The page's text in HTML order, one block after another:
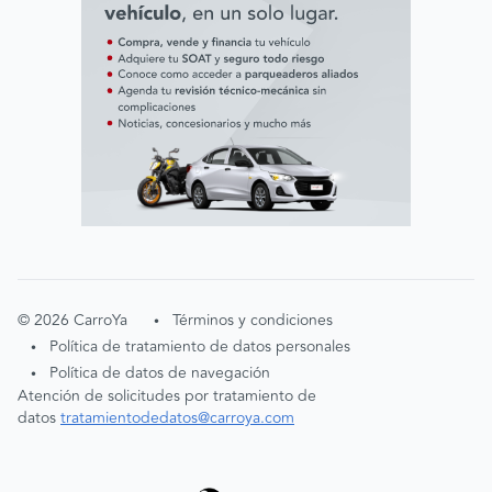
©2026 CarroYa • Términos y condiciones
• Política de tratamiento de datos personales
•
Política de datos de navegación
Atención de solicitudes por tratamiento de
datostratamientodedatos@carroya.com